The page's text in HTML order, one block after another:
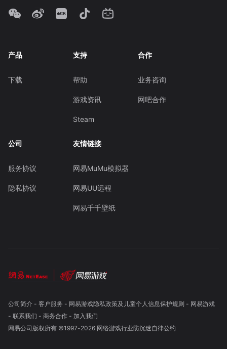
产品
下载
支持
帮助
游戏资讯
Steam
合作
业务咨询
网吧合作
公司
服务协议
隐私协议
友情链接
网易MuMu模拟器
网易UU远程
网易千千壁纸
公司简介- 客户服务 - 网易游戏隐私政策及儿童个人信息保护规则 - 网易游戏
- 联系我们 - 商务合作- 加入我们
网易公司版权所有 ©1997-2026 网络游戏行业防沉迷自律公约